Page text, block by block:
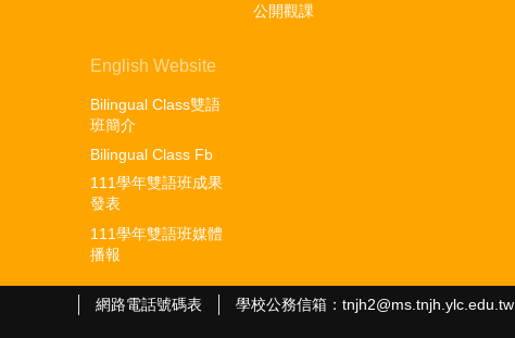
公開觀課
English Website
Bilingual Class雙語
班簡介
Bilingual Class Fb
111學年雙語班成果
發表
111學年雙語班媒體
播報
網路電話號碼表 學校公務信箱：tnjh2@ms.tnjh.ylc.edu.tw